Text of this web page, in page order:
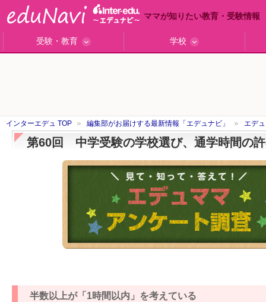
ママが知りたい教育・受験情報
受験・教育
学校
インターエデュ TOP 編集部がお届けする最新情報「エデュナビ」 エデ
第60回 中学受験の学校選び、通学時間の
半数以上が「1時間以内」を考えている